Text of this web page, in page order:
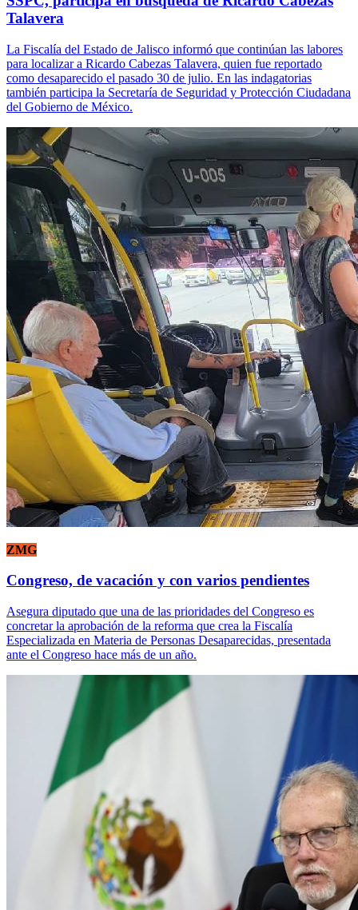
Talavera
La Fiscalía del Estado de Jalisco informó que continúan las labores
para localizar a Ricardo Cabezas Talavera, quien fue reportado
como desaparecido el pasado 30 de julio. En las indagatorias
también participa la Secretaría de Seguridad y Protección Ciudadana
del Gobierno de México.
ZMG
Congreso, de vacación y con varios pendientes
Asegura diputado que una de las prioridades del Congreso es
concretar la aprobación de la reforma que crea la Fiscalía
Especializada en Materia de Personas Desaparecidas, presentada
ante el Congreso hace más de un año.